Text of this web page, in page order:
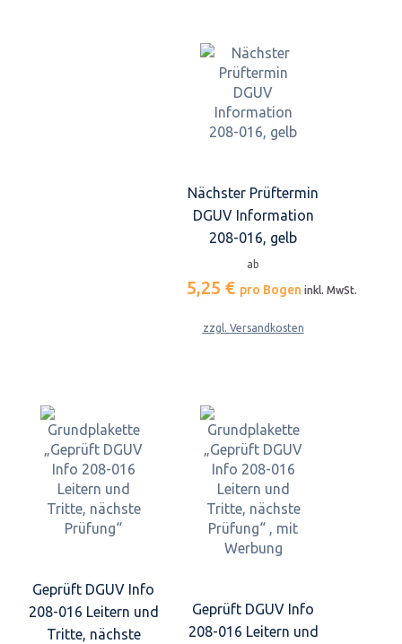
Nächster Prüftermin
DGUV Information
208-016, gelb
ab
5,25 € pro Bogen inkl. MwSt.
zzgl. Versandkosten
Geprüft DGUV Info
208-016 Leitern und
Tritte, nächste
Geprüft DGUV Info
208-016 Leitern und